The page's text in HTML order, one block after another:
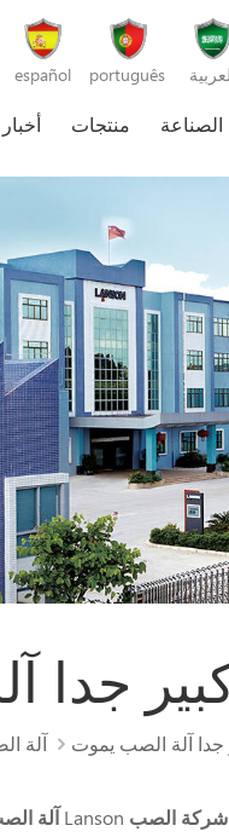
español português
أخبار منتجات الصناعة
جدا
آلة جدا آلة الصب يموت
آلة الصب